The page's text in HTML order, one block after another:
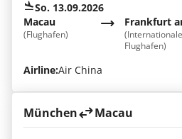
So. 13.09.2026
Frankfurt
Flughafen)
Macau
(Flughafen)
Airline:Air China
München Macau